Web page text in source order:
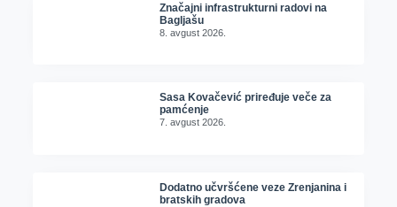
Značajni infrastrukturni radovi na
Bagljašu
8. avgust 2026.
Sasa Kovačević priređuje veče za
pamćenje
7. avgust 2026.
Dodatno učvršćene veze Zrenjanina i
bratskih gradova